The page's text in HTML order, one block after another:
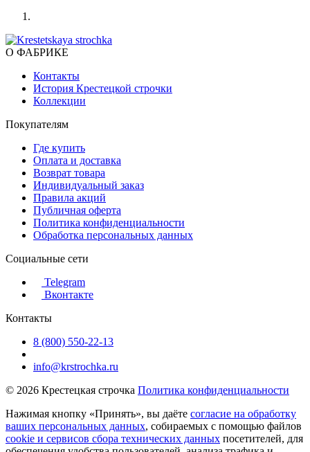
О ФАБРИКЕ
Контакты
История Крестецкой строчки
Коллекции
Покупателям
Где купить
Оплата и доставка
Возврат товара
Индивидуальный заказ
Правила акций
Публичная оферта
Политика конфиденциальности
Обработка персональных данных
Социальные сети
Telegram
Вконтакте
Контакты
8 (800) 550-22-13
info@krstrochka.ru
© 2026 Крестецкая строчка Политика конфиденциальности
Нажимая кнопку «Принять», вы даёте согласие на обработку
ваших персональных данных, собираемых с помощью файлов
cookie и сервисов сбора технических данных посетителей, для